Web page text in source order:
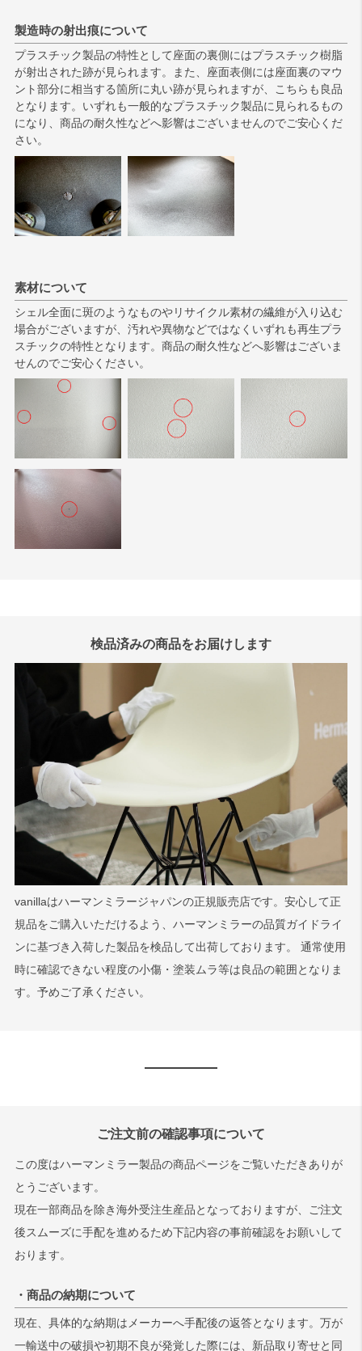
製造時の射出痕について
プラスチック製品の特性として座面の裏側にはプラスチック樹脂
が射出された跡が見られます。また、座面表側には座面裏のマウ
ント部分に相当する箇所に丸い跡が見られますが、こちらも良品
となります。いずれも一般的なプラスチック製品に見られるもの
になり、商品の耐久性などへ影響はございませんのでご安心くだ
さい。
素材について
シェル全面に斑のようなものやリサイクル素材の繊維が入り込む
場合がございますが、汚れや異物などではなくいずれも再生プラ
スチックの特性となります。商品の耐久性などへ影響はございま
せんのでご安心ください。
検品済みの商品をお届けします
vanillaはハーマンミラージャパンの正規販売店です。安心して正
規品をご購入いただけるよう、ハーマンミラーの品質ガイドライ
ンに基づき入荷した製品を検品して出荷しております。 通常使用
時に確認できない程度の小傷・塗装ムラ等は良品の範囲となりま
す。予めご了承ください。
ご注文前の確認事項について
この度はハーマンミラー製品の商品ページをご覧いただきありが
とうございます。
現在一部商品を除き海外受注生産品となっておりますが、ご注文
後スムーズに手配を進めるため下記内容の事前確認をお願いして
おります。
・商品の納期について
現在、具体的な納期はメーカーへ手配後の返答となります。万が
一輸送中の破損や初期不良が発覚した際には、新品取り寄せと同